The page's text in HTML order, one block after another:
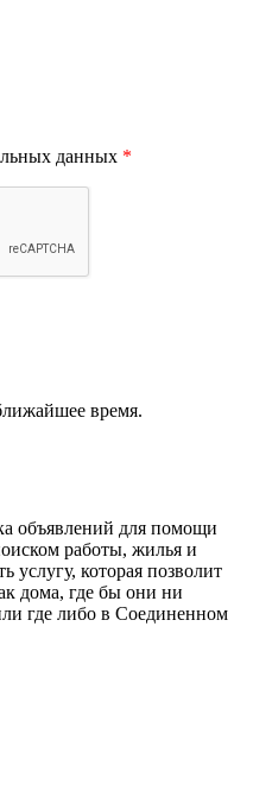
данных *
время.
объявлений для помощи
работы, жилья и
услугу, которая позволит
дома, где бы они ни
где либо в Соединенном